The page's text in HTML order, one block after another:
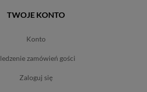
TWOJE KONTO
konto
śledzenie zamówień gości
zaloguj się